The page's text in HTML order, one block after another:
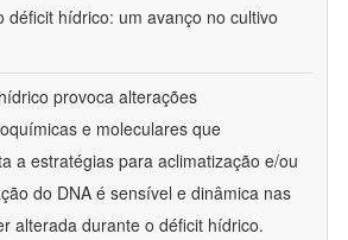
déficit hídrico: um avanço no cultivo
provoca alterações
e moleculares que
a estratégias para aclimatização e/ou
do DNA é sensível e dinâmica nas
alterada durante o déficit hídrico.